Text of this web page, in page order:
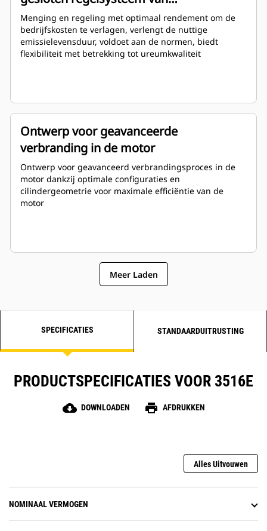
luchtondersteunde DEF-dosering
Menging en regeling met optimaal rendement om de
bedrijfskosten te verlagen, verlengt de nuttige
emissielevensduur, voldoet aan de normen, biedt
flexibiliteit met betrekking tot ureumkwaliteit
Ontwerp voor geavanceerde
verbranding in de motor
Ontwerp voor geavanceerd verbrandingsproces in de
motor dankzij optimale configuraties en
cilindergeometrie voor maximale efficiëntie van de
motor
Meer Laden
SPECIFICATIES STANDAARDUITRUSTING
PRODUCTSPECIFICATIES VOOR 3516E
cloud_download DOWNLOADEN print AFDRUKKEN
Alles Uitvouwen
NOMINAAL VERMOGEN